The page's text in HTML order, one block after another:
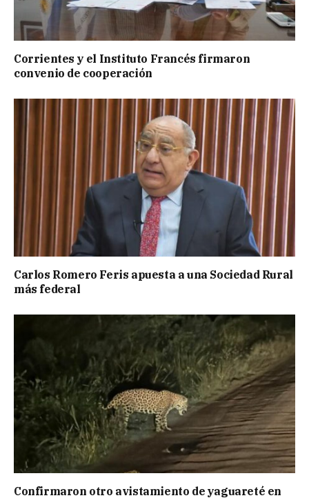
Corrientes y el Instituto Francés firmaron
convenio de cooperación
Carlos Romero Feris apuesta a una Sociedad Rural
más federal
Confirmaron otro avistamiento de yaguareté en